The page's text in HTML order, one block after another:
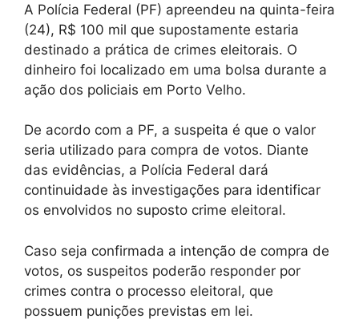
A Polícia Federal (PF) apreendeu na quinta-feira
(24), R$ 100 mil que supostamente estaria
destinado a prática de crimes eleitorais. O
dinheiro foi localizado em uma bolsa durante a
ação dos policiais em Porto Velho.
De acordo com a PF, a suspeita é que o valor
seria utilizado para compra de votos. Diante
das evidências, a Polícia Federal dará
continuidade às investigações para identificar
os envolvidos no suposto crime eleitoral.
Caso seja confirmada a intenção de compra de
votos, os suspeitos poderão responder por
crimes contra o processo eleitoral, que
possuem punições previstas em lei.